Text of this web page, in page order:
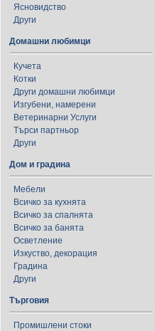
Ясновидство
Други
Домашни любимци
Кучета
Котки
Други домашни любимци
Изгубени, намерени
Ветеринарни Услуги
Търси партньор
Други
Дом и градина
Мебели
Всичко за кухнята
Всичко за спалнята
Всичко за банята
Осветление
Изкуство, декорация
Градина
Други
Търговия
Промишлени стоки